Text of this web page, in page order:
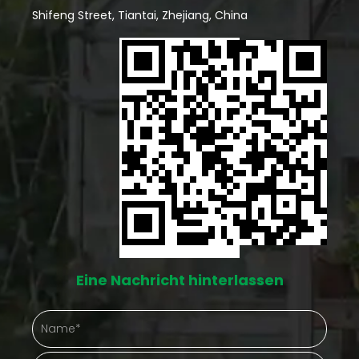
Vorteile eines Lagerschuppens aus Holz Ästhetischer
Reiz: Holzschuppen haben oft ein traditionelleres
und rustikaleres Aussehen, das viele Hausbesitzer
aus ästhetischen Gründen bevorzugen. Ein gut
gestalteter Holzschuppen fügt sich wunderbar in die
Garten- oder Hinterhofumgebung ein.
Individualisierung: Holz bietet mehr Flexibilität bei der
Individualisierung. Hausbesitzer können einen
Holzschuppen leicht streichen, beizen oder mit
dekorativen Elementen versehen und ihm so eine
persönliche Note verleihen, die mit Stahl
möglicherweise schwieriger zu erreichen ist.
Natürliche Isolierung: Holz bietet von Natur aus eine
Shifeng Street, Tiantai, Zhejiang, China
Eine Nachricht hinterlassen